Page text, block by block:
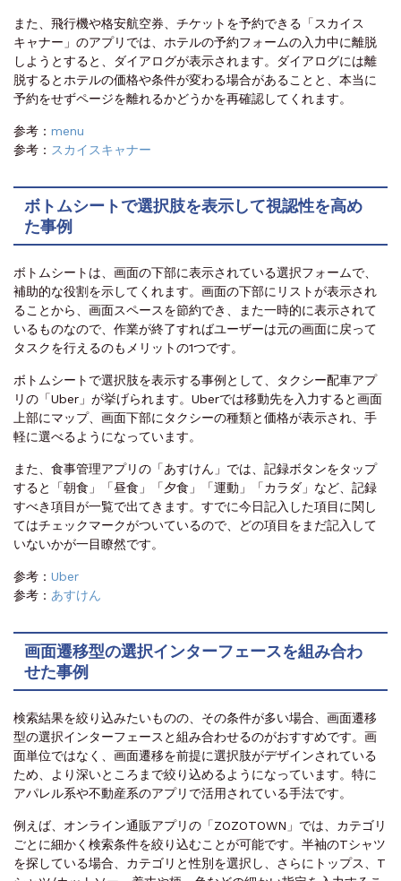
また、飛行機や格安航空券、チケットを予約できる「スカイス
キャナー」のアプリでは、ホテルの予約フォームの入力中に離脱
しようとすると、ダイアログが表示されます。ダイアログには離
脱するとホテルの価格や条件が変わる場合があることと、本当に
予約をせずページを離れるかどうかを再確認してくれます。
参考： menu
参考： スカイスキャナー
ボトムシートで選択肢を表示して視認性を高め
た事例
ボトムシートは、画面の下部に表示されている選択フォームで、
補助的な役割を示してくれます。画面の下部にリストが表示され
ることから、画面スペースを節約でき、また一時的に表示されて
いるものなので、作業が終了すればユーザーは元の画面に戻って
タスクを行えるのもメリットの1つです。
ボトムシートで選択肢を表示する事例として、タクシー配車アプ
リの「Uber」が挙げられます。Uberでは移動先を入力すると画面
上部にマップ、画面下部にタクシーの種類と価格が表示され、手
軽に選べるようになっています。
また、食事管理アプリの「あすけん」では、記録ボタンをタップ
すると「朝食」「昼食」「夕食」「運動」「カラダ」など、記録
すべき項目が一覧で出てきます。すでに今日記入した項目に関し
てはチェックマークがついているので、どの項目をまだ記入して
いないかが一目瞭然です。
参考： Uber
参考： あすけん
画面遷移型の選択インターフェースを組み合わ
せた事例
検索結果を絞り込みたいものの、その条件が多い場合、画面遷移
型の選択インターフェースと組み合わせるのがおすすめです。画
面単位ではなく、画面遷移を前提に選択肢がデザインされている
ため、より深いところまで絞り込めるようになっています。特に
アパレル系や不動産系のアプリで活用されている手法です。
例えば、オンライン通販アプリの「ZOZOTOWN」では、カテゴリ
ごとに細かく検索条件を絞り込むことが可能です。半袖のTシャツ
を探している場合、カテゴリと性別を選択し、さらにトップス、T